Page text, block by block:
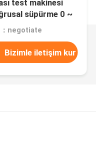
test makinesi
süpürme 0 ~
：negotiate
Bizimle iletişim kur